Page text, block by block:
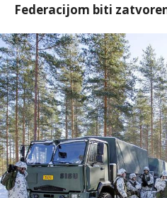
Federacijom biti